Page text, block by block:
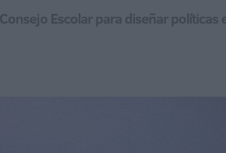
Escolar para diseñar